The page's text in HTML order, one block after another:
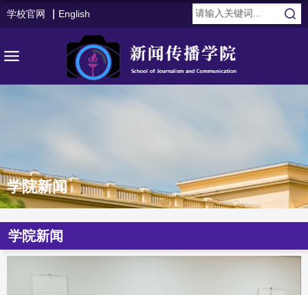
学校官网 English
学院新闻
学院新闻